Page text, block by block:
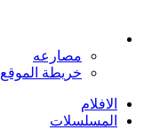
مصارعه
خريطة الموقع
الافلام
المسلسلات